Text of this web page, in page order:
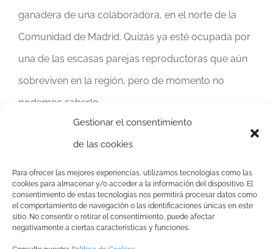
Gestionar el consentimiento
de las cookies
Para ofrecer las mejores experiencias, utilizamos tecnologías como las
cookies para almacenar y/o acceder a la información del dispositivo. El
consentimiento de estas tecnologías nos permitirá procesar datos como
el comportamiento de navegación o las identificaciones únicas en este
sitio. No consentir o retirar el consentimiento, puede afectar
negativamente a ciertas características y funciones.
ganadera de una colaboradora, en el norte de la
Comunidad de Madrid. Quizás ya esté ocupada por
una de las escasas parejas reproductoras que aún
sobreviven en la región, pero de momento no
podemos saberlo.